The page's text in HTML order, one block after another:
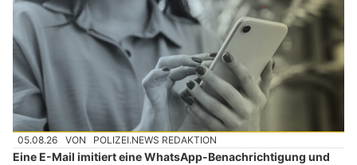
05.08.26 VON POLIZEI.NEWS REDAKTION
Eine E-Mail imitiert eine WhatsApp-Benachrichtigung und